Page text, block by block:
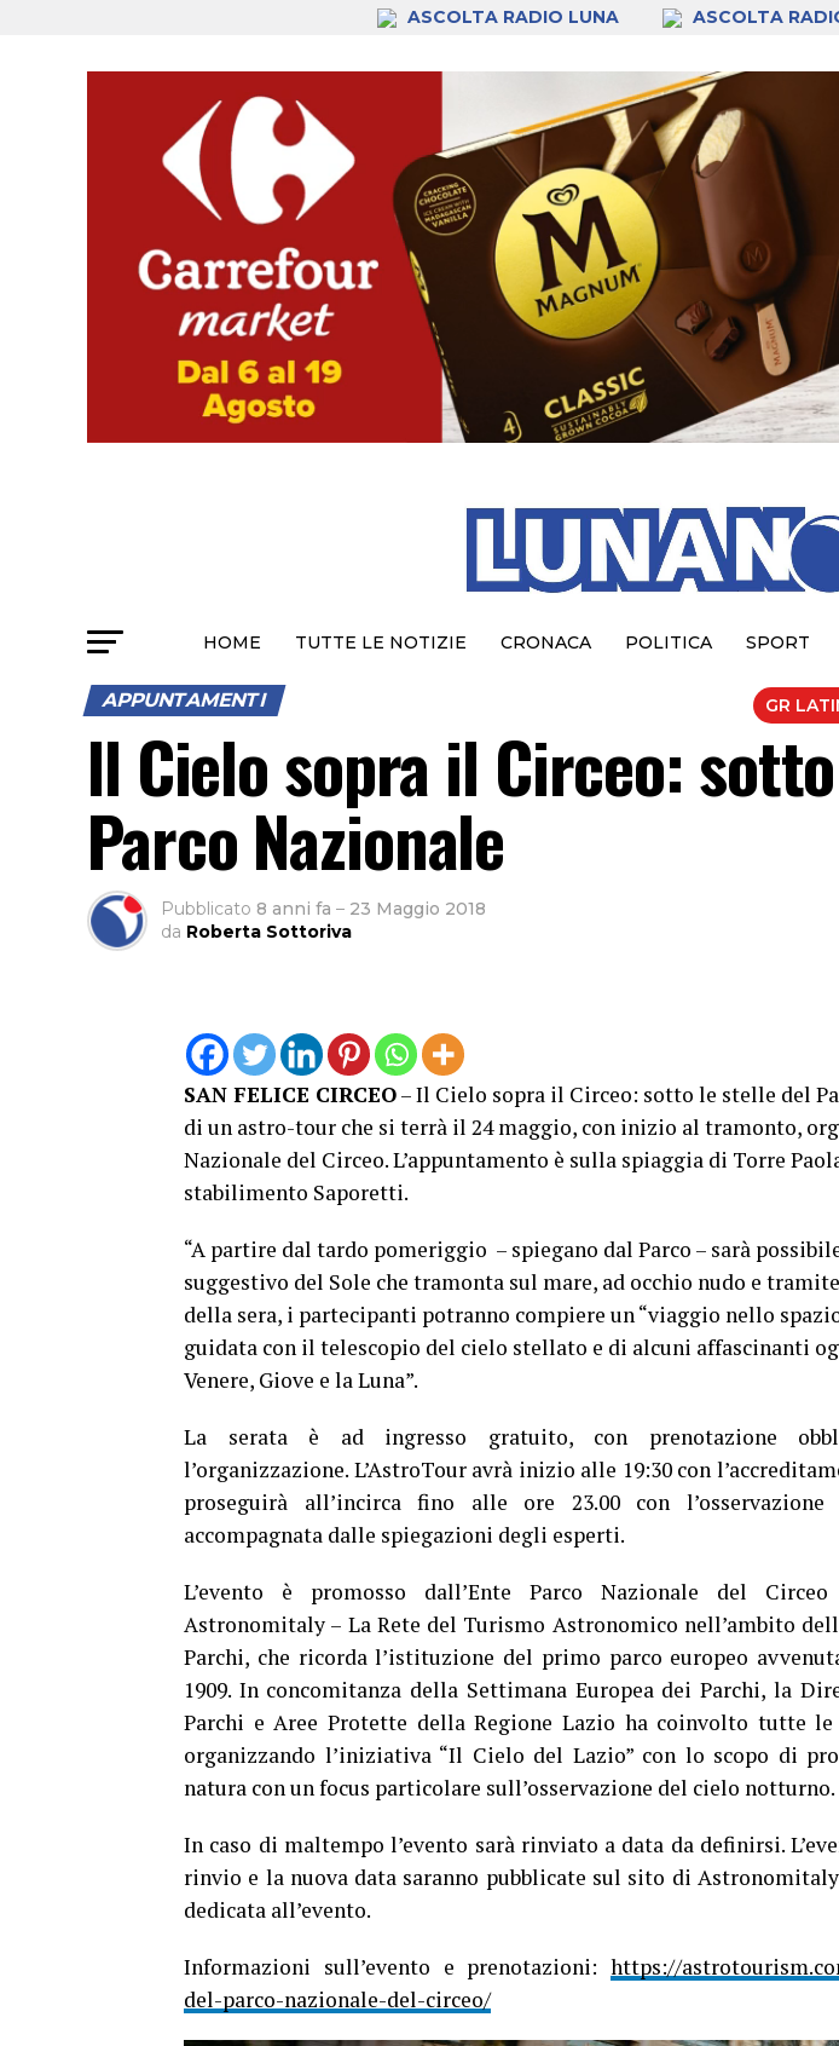
ASCOLTA RADIO LUNA ASCOLTA
HOME TUTTE LE NOTIZIE CRONACA POLITICA SPORT
GR
APPUNTAMENTI
ll Cielo sopra il Circeo:
Parco Nazionale
Pubblicato 8 anni fa – 23 Maggio 2018
da Roberta Sottoriva
SAN FELICE CIRCEO– Il Cielo sopra il Circeo: sotto le stelle del
di un astro-tour che si terrà il 24 maggio, con inizio al tramonto,
Nazionale del Circeo. L’appuntamento è sulla spiaggia di Torre
stabilimento Saporetti.
“A partire dal tardo pomeriggio – spiegano dal Parco – sarà
suggestivo del Sole che tramonta sul mare, ad occhio nudo e
della sera, i partecipanti potranno compiere un “viaggio nello
guidata con il telescopio del cielo stellato e di alcuni affascinanti
Venere, Giove e la Luna”.
La serata è ad ingresso gratuito, con prenotazione
l’organizzazione. L’AstroTour avrà inizio alle 19:30 con
proseguirà all’incirca fino alle ore 23.00 con
accompagnata dalle spiegazioni degli esperti.
L’evento è promosso dall’Ente Parco Nazionale del
Astronomitaly – La Rete del Turismo Astronomico nell’ambito
Parchi, che ricorda l’istituzione del primo parco europeo
1909. In concomitanza della Settimana Europea dei Parchi, la
Parchi e Aree Protette della Regione Lazio ha coinvolto tutte
organizzando l’iniziativa “Il Cielo del Lazio” con lo scopo di
natura con un focus particolare sull’osservazione del cielo notturno.
In caso di maltempo l’evento sarà rinviato a data da definirsi.
rinvio e la nuova data saranno pubblicate sul sito di
dedicata all’evento.
Informazioni sull’evento e prenotazioni: https://
del-parco-nazionale-del-circeo/